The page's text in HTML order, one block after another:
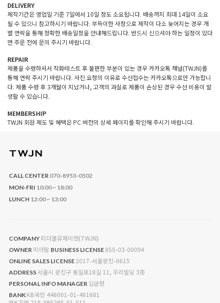
DELIVERY
제작기간은 영업일 기준 7일에서 10일 정도 소요됩니다. 배송까지 최대 14일이 소요
될 수 있으니 참고하시기 바랍니다. 부득이한 사정으로 제작이 다소 늦어지는 경우 개
별 연락을 통해 정확한 배송일정을 안내해드립니다. 반드시 신으셔야 하는 일정이 있다
면 주문 전에 문의 주시기 바랍니다.
REPAIR
제품을 수령하셔서 착화테스트 후 불편한 부분이 있는 경우 카카오톡 채널(TWJN)를
통해 연락 주시기 바랍니다. 사진 요청의 이유로 수선접수는 카카오톡으로만 가능합니
다. 제품 수령 후 3개월이 지났거나, 고객의 과실로 제품이 손상된 경우 수선 비용이 발
생할 수 있습니다.
MEMBERSHIP
TWJN 회원 제도 및 혜택은 PC 버전의 상세 페이지를 확인해 주시기 바랍니다.
CALL CENTER070-8953-0502
MON-FRI 10:00 ~ 18:00
LUNCH 12:00 ~ 13:00
COMPANY 티더블유제이엔(TWJN)
OWNER 이아람 BUSINESS LICENSE855-03-00094
ONLINE SALES LICENSE2017-서울광진-0615
ADDRESS서울시 광진구 동일로18길 11, 우리빌딩 3층
PERSONAL INFO MANAGER 김균현
BANK KB국민 446001-01-461601